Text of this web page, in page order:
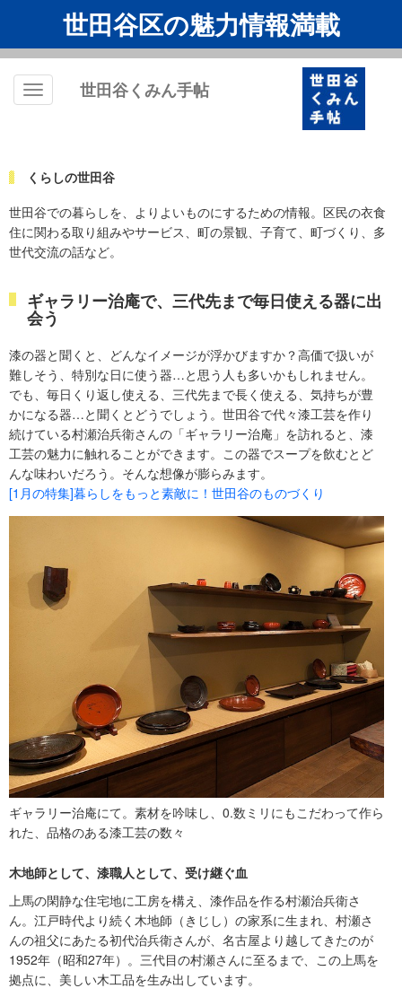
世田谷区の魅力情報満載
Toggle
世田谷くみん手帖
くらしの世田谷
世田谷での暮らしを、よりよいものにするための情報。区民の衣食
住に関わる取り組みやサービス、町の景観、子育て、町づくり、多
世代交流の話など。
ギャラリー治庵で、三代先まで毎日使える器に出
会う
漆の器と聞くと、どんなイメージが浮かびますか？高価で扱いが
難しそう、特別な日に使う器…と思う人も多いかもしれません。
でも、毎日くり返し使える、三代先まで長く使える、気持ちが豊
かになる器…と聞くとどうでしょう。世田谷で代々漆工芸を作り
続けている村瀬治兵衛さんの「ギャラリー治庵」を訪れると、漆
工芸の魅力に触れることができます。この器でスープを飲むとど
んな味わいだろう。そんな想像が膨らみます。
[1月の特集]暮らしをもっと素敵に！世田谷のものづくり
ギャラリー治庵にて。素材を吟味し、0.数ミリにもこだわって作ら
れた、品格のある漆工芸の数々
木地師として、漆職人として、受け継ぐ血
上馬の閑静な住宅地に工房を構え、漆作品を作る村瀬治兵衛さ
ん。江戸時代より続く木地師（きじし）の家系に生まれ、村瀬さ
んの祖父にあたる初代治兵衛さんが、名古屋より越してきたのが
1952年（昭和27年）。三代目の村瀬さんに至るまで、この上馬を
拠点に、美しい木工品を生み出しています。